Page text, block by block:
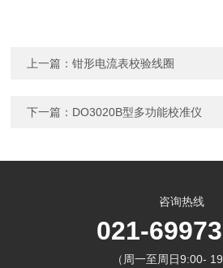
上一篇：钳形电流表校验线圈
下一篇： DO3020B型多功能校准仪
咨询热线
021-
（周一至周日9:00-